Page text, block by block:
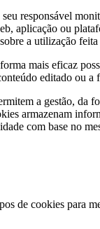
responsável
aplicação ou
a utilização
mais eficaz
editado ou a
a gestão, da
armazenam
com base no
de cookies para